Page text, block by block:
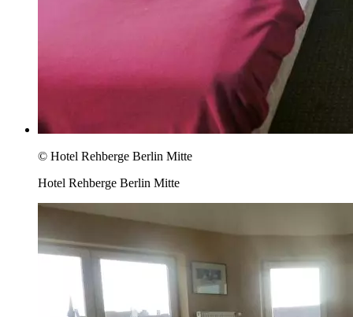
© Hotel Rehberge Berlin Mitte
Hotel Rehberge Berlin Mitte